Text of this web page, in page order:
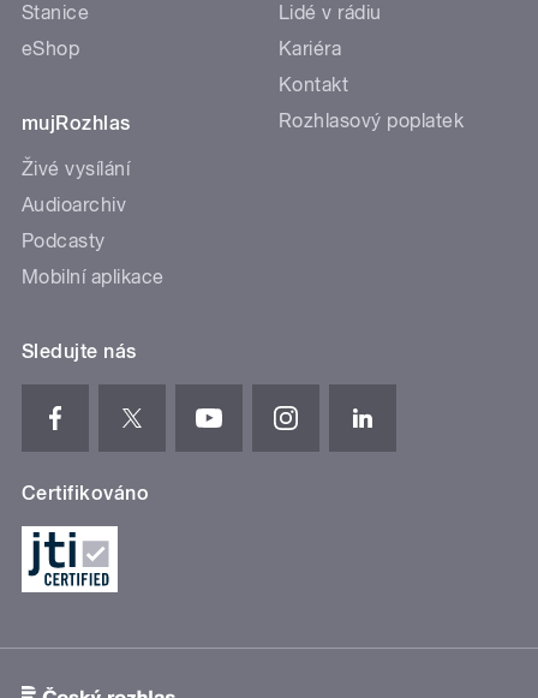
Stanice
eShop
mujRozhlas
Živé vysílání
Audioarchiv
Podcasty
Mobilní aplikace
Lidé v rádiu
Kariéra
Kontakt
Rozhlasový poplatek
Sledujte nás
Certifikováno